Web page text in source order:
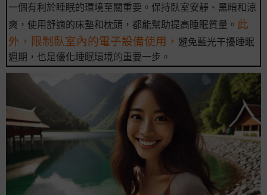
一個有利於睡眠的環境至關重要。保持臥室安靜、黑暗和涼
爽，使用舒適的床墊和枕頭，都能幫助提高睡眠質量。 此
外，限制臥室內的電子設備使用， 避免藍光干擾睡眠
週期，也是優化睡眠環境的重要一步。